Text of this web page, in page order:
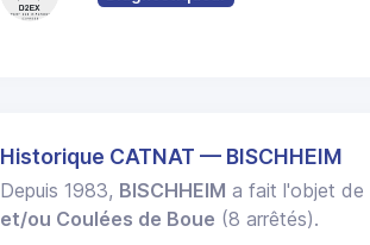
Historique CATNAT — BISCHHEIM
Depuis 1983, BISCHHEIM a fait l'objet de
et/ou Coulées de Boue (8 arrêtés).